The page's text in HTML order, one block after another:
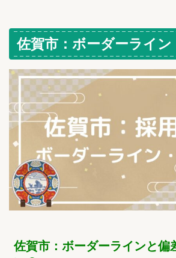
佐賀市：ボーダーライン
佐賀市：ボーダーラインと偏